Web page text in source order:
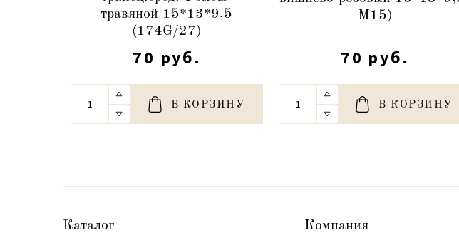
травяной 15*13*9,5
(174G/27)
70 руб.
В КОРЗИНУ
М15)
70 руб.
В КОРЗИНУ
Каталог Компания